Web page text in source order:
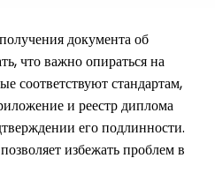
документа об
что важно опираться на
соответствуют стандартам,
и реестр диплома
его подлинности.
избежать проблем в